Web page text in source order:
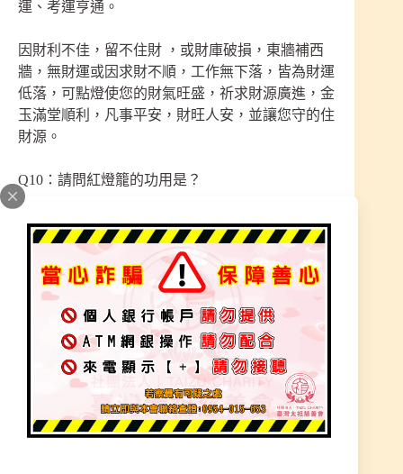
運、考運亨通。
因財利不佳，留不住財 ，或財庫破損，東牆補西
牆，無財運或因求財不順，工作無下落，皆為財運
低落，可點燈使您的財氣旺盛，祈求財源廣進，金
玉滿堂順利，凡事平安，財旺人安，並讓您守的住
財源。
Q10：請問紅燈籠的功用是？
A10：庇佑身體健康、治煞–容易卡陰煞、敏感體
質、闔家平安。
身體不適、吃藥、精神不佳、常感冒、常跑醫院、
常卡陰卡煞、睡眠不佳、癌症、賺來錢都花在看
病，奉點神佛可護佑身體、改善體質、元神光彩、
吉星拱壽、磁場能量。
Q11：請問吉祥宮燈的功用是？
A11：吉祥宮燈也是業障燈，主要至地府消除本身